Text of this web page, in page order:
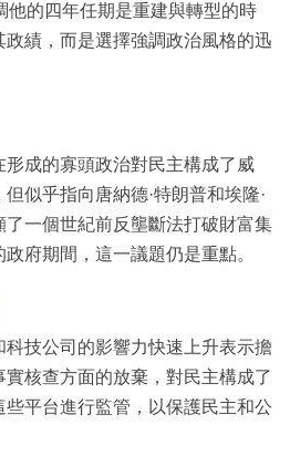
他的四年任期是重建與轉型的時
績，而是選擇強調政治風格的迅
成的寡頭政治對民主構成了威
似乎指向唐納德·特朗普和埃隆·
一個世紀前反壟斷法打破財富集
府期間，這一議題仍是重點。
技公司的影響力快速上升表示擔
核查方面的放棄，對民主構成了
平台進行監管，以保護民主和公